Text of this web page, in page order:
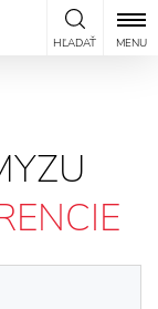
HĽADAŤ MENU